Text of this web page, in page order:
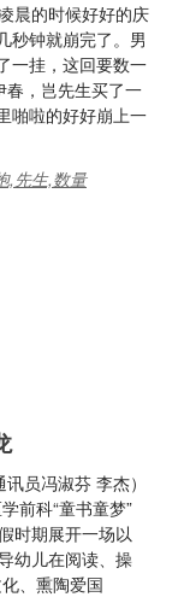
晨的时候好好的庆
秒钟就崩完了。男
一挂，这回要数一
春，岂先生买了一
啪啦的好好崩上一
,先生,数量
员冯淑芬 李杰）
前科“童书童梦”
时期展开一场以
幼儿在阅读、操
、熏陶爱国